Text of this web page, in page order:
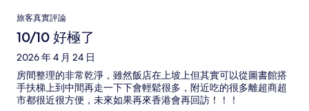
評
論
旅客真實評論
10/10 好極了
2026 年 4 月 24 日
房間整理的非常乾淨，雖然飯店在上坡上但其實可以從圖書館搭
手扶梯上到中間再走一下下會輕鬆很多，附近吃的很多離超商超
市都很近很方便，未來如果再來香港會再回訪！！！